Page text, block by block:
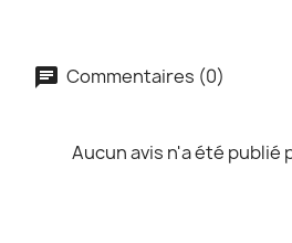
Commentaires (0)
Aucun avis n'a été publié